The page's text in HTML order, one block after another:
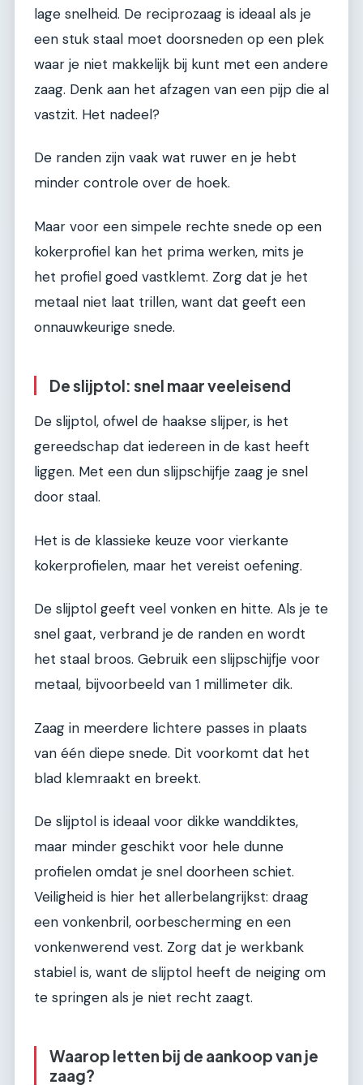
lage snelheid. De reciprozaag is ideaal als je
een stuk staal moet doorsneden op een plek
waar je niet makkelijk bij kunt met een andere
zaag. Denk aan het afzagen van een pijp die al
vastzit. Het nadeel?
De randen zijn vaak wat ruwer en je hebt
minder controle over de hoek.
Maar voor een simpele rechte snede op een
kokerprofiel kan het prima werken, mits je
het profiel goed vastklemt. Zorg dat je het
metaal niet laat trillen, want dat geeft een
onnauwkeurige snede.
De slijptol: snel maar veeleisend
De slijptol, ofwel de haakse slijper, is het
gereedschap dat iedereen in de kast heeft
liggen. Met een dun slijpschijfje zaag je snel
door staal.
Het is de klassieke keuze voor vierkante
kokerprofielen, maar het vereist oefening.
De slijptol geeft veel vonken en hitte. Als je te
snel gaat, verbrand je de randen en wordt
het staal broos. Gebruik een slijpschijfje voor
metaal, bijvoorbeeld van 1 millimeter dik.
Zaag in meerdere lichtere passes in plaats
van één diepe snede. Dit voorkomt dat het
blad klemraakt en breekt.
De slijptol is ideaal voor dikke wanddiktes,
maar minder geschikt voor hele dunne
profielen omdat je snel doorheen schiet.
Veiligheid is hier het allerbelangrijkst: draag
een vonkenbril, oorbescherming en een
vonkenwerend vest. Zorg dat je werkbank
stabiel is, want de slijptol heeft de neiging om
te springen als je niet recht zaagt.
Waarop letten bij de aankoop van je
zaag?